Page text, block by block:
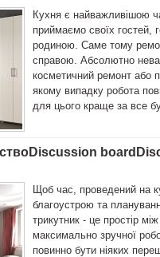
Кухня є найважливішою
приймаємо своїх гостей,
родиною. Саме тому
справою. Абсолютно
косметичний ремонт або
якому випадку робота
для цього краще за все
Щоб час, проведений на
благоустрою та
трикутник - це простір
максимально зручної
повинно бути ніяких